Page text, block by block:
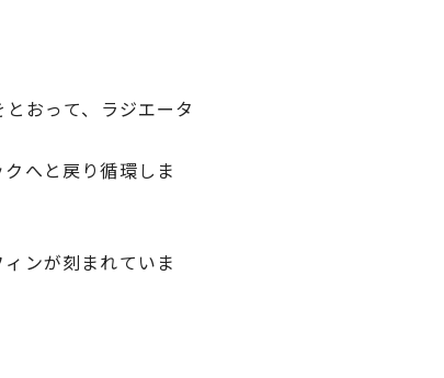
おって、ラジエータ
へと戻り循環しま
ンが刻まれていま